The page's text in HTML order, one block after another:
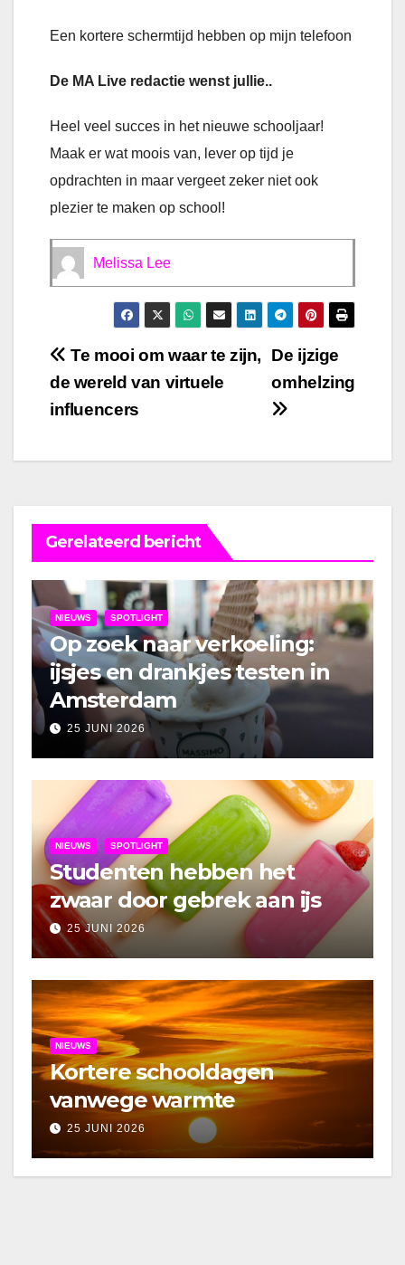
Een kortere schermtijd hebben op mijn telefoon
De MA Live redactie wenst jullie..
Heel veel succes in het nieuwe schooljaar!
Maak er wat moois van, lever op tijd je
opdrachten in maar vergeet zeker niet ook
plezier te maken op school!
Melissa Lee
Bericht
navigatie
De ijzige
omhelzing
Te mooi om waar te zijn,
de wereld van virtuele
influencers
Gerelateerd bericht
NIEUWS SPOTLIGHT
Op zoek naar verkoeling:
ijsjes en drankjes testen in
Amsterdam
25 JUNI 2026
NIEUWS SPOTLIGHT
Studenten hebben het
zwaar door gebrek aan ijs
25 JUNI 2026
NIEUWS
Kortere schooldagen
vanwege warmte
25 JUNI 2026